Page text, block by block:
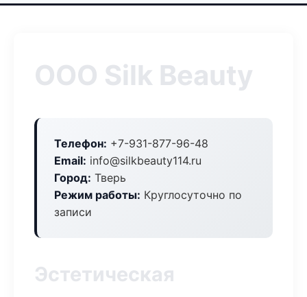
ООО Silk Beauty
Телефон: +7-931-877-96-48
Email: info@silkbeauty114.ru
Город: Тверь
Режим работы: Круглосуточно по
записи
Эстетическая